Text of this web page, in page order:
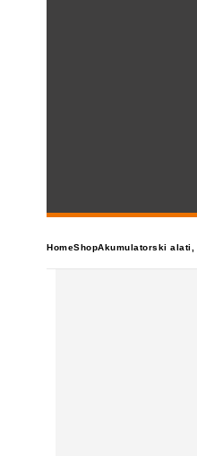
HomeShopAkumulatorski alati,